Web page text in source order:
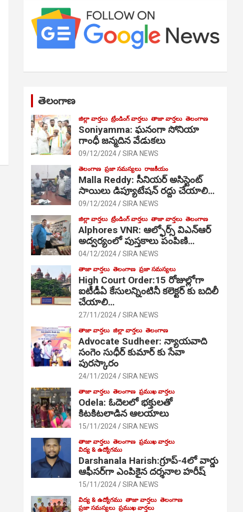
తెలంగాణ
జిల్లా వార్తలు ట్రేండింగ్ వార్తలు తాజా వార్తలు తెలంగాణ
Soniyamma: ఘ‌నంగా సోనియా
గాంధీ జ‌న్మ‌దిన వేడుక‌లు
09/12/2024 SIRA NEWS
తెలంగాణ ప్రజా సమస్యలు రాజకీయం
Malla Reddy: సీనియర్ అసిస్టెంట్
సాయిలు డిప్యూటేషన్ రద్దు చేయాలి…
09/12/2024 SIRA NEWS
జిల్లా వార్తలు ట్రేండింగ్ వార్తలు తాజా వార్తలు తెలంగాణ
Alphores VNR: ఆల్ఫోర్స్ విఎన్ఆర్
అద్వర్యంలో పుస్తకాలు పంపిణి…
04/12/2024 SIRA NEWS
తాజా వార్తలు తెలంగాణ ప్రజా సమస్యలు
High Court Order:15 రోజుల్లోగా
ఐటీడీఏ కేసులన్నింటినీ కలెక్టర్ కు బదిలీ
చేయాలి…
27/11/2024 SIRA NEWS
తాజా వార్తలు జిల్లా వార్తలు తెలంగాణ
Advocate Sudheer: న్యాయవాది
సంగెం సుధీర్ కుమార్ కు సేవా
పురస్కారం
24/11/2024 SIRA NEWS
తాజా వార్తలు తెలంగాణ ప్రముఖ వార్తలు
Odela: ఓదెల‌లో భక్తులతో
కిటకిటలాడిన ఆల‌యాలు
15/11/2024 SIRA NEWS
తాజా వార్తలు తెలంగాణ ప్రముఖ వార్తలు
విద్య & ఉద్యోగము
Darshanala Harish:గ్రూప్-4లో వార్డు
ఆఫీసర్‌గా ఎంపికైన దర్శనాల హరీష్
15/11/2024 SIRA NEWS
విద్య & ఉద్యోగము తాజా వార్తలు తెలంగాణ
ప్రజా సమస్యలు ప్రముఖ వార్తలు